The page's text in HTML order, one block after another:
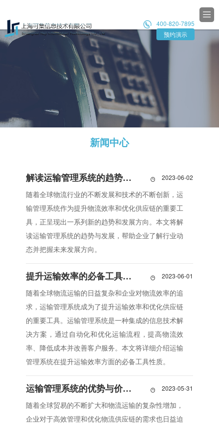

预约演示
 400-820-7895
新闻中心
解读运输管理系统的趋势与发展 2023-06-02
随着全球物流行业的不断发展和技术的不断创新，运
输管理系统作为提升物流效率和优化供应链的重要工
具，正呈现出一系列新的趋势和发展方向。本文将解
读运输管理系统的趋势与发展，帮助企业了解行业动
态并把握未来发展方向。
提升运输效率的必备工具：运输管理系统 2023-06-01
随着全球物流运输的日益复杂和企业对物流效率的追
求，运输管理系统成为了提升运输效率和优化供应链
的重要工具。运输管理系统是一种集成的信息技术解
决方案，通过自动化和优化运输流程，提高物流效
率、降低成本并改善客户服务。本文将详细介绍运输
管理系统在提升运输效率方面的必备工具性质。
运输管理系统的优势与价值解析 2023-05-31
随着全球贸易的不断扩大和物流运输的复杂性增加，
企业对于高效管理和优化物流供应链的需求也日益迫